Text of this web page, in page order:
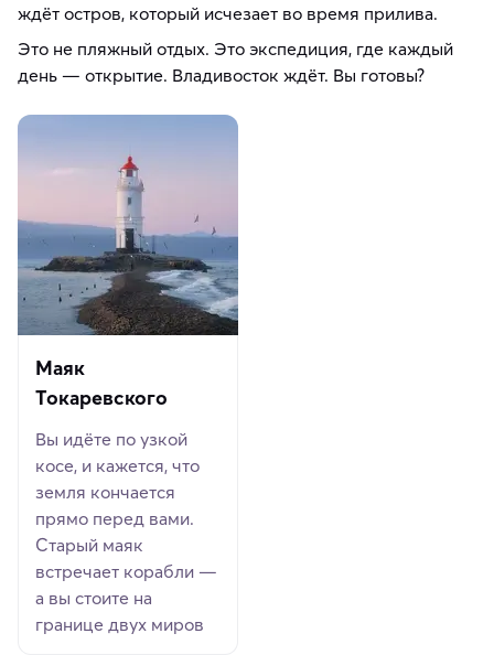
ждёт остров, который исчезает во время прилива.
Это не пляжный отдых. Это экспедиция, где каждый
день — открытие. Владивосток ждёт. Вы готовы?
Маяк
Токаревского
Вы идёте по узкой
косе, и кажется, что
земля кончается
прямо перед вами.
Старый маяк
встречает корабли —
а вы стоите на
границе двух миров